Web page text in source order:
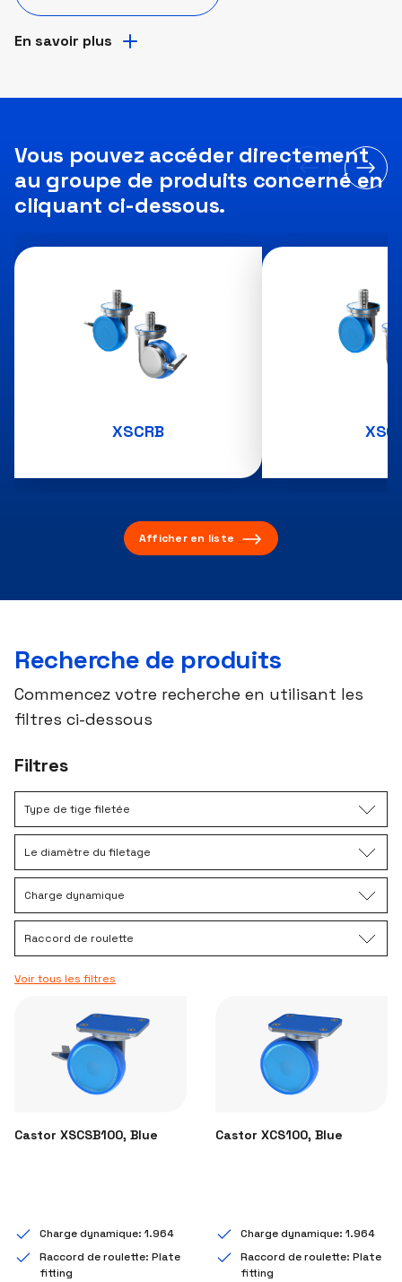
En savoir plus
Vous pouvez accéder directement
au groupe de produits concerné en
cliquant ci-dessous.
XSCRB
Afficher en liste
Recherche de produits
Commencez votre recherche en utilisant les
filtres ci-dessous
Filtres
Type de tige filetée
Le diamètre du filetage
Charge dynamique
Raccord de roulette
Voir tous les filtres
Castor XSCSB100, Blue
Charge dynamique: 1.964
Raccord de roulette: Plate
fitting
Castor XCS100, Blue
Charge dynamique: 1.964
Raccord de roulette: Plate
fitting